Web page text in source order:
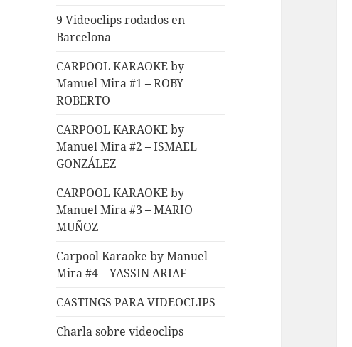
9 Videoclips rodados en
Barcelona
CARPOOL KARAOKE by
Manuel Mira #1 – ROBY
ROBERTO
CARPOOL KARAOKE by
Manuel Mira #2 – ISMAEL
GONZÁLEZ
CARPOOL KARAOKE by
Manuel Mira #3 – MARIO
MUÑOZ
Carpool Karaoke by Manuel
Mira #4 – YASSIN ARIAF
CASTINGS PARA VIDEOCLIPS
Charla sobre videoclips